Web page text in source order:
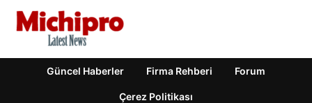
Güncel Haberler Firma Rehberi Forum
Çerez Politikası